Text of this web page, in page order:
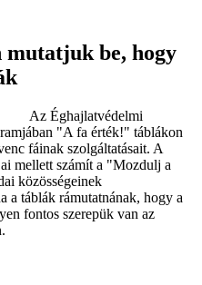
be, hogy
Az Éghajlatvédelmi
"A fa érték!" táblákon
fáinak szolgáltatásait. A
mellett számít a "Mozdulj a
közösségeinek
a táblák rámutatnának, hogy a
fontos szerepük van az